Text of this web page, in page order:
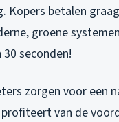
Kopers betalen
groene
seconden!
zorgen voor een
van de